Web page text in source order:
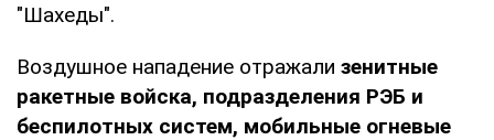
"Шахеды".
Воздушное нападение отражали зенитные
ракетные войска, подразделения РЭБ и
беспилотных систем, мобильные огневые